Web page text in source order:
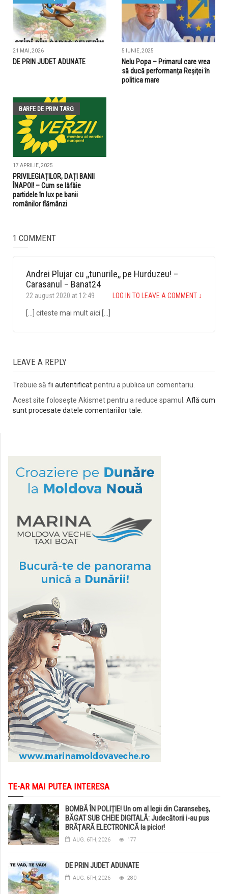
21 MAI, 2026
DE PRIN JUDET ADUNATE
5 IUNIE, 2025
Nelu Popa – Primarul care vrea
să ducă performanța Reșiței în
politica mare
BARFE DE PRIN TARG
17 APRILIE, 2025
PRIVILEGIAȚILOR, DAȚI BANII
ÎNAPOI! – Cum se lăfăie
partidele în lux pe banii
românilor flămânzi
1 COMMENT
Andrei Plujar cu ,,tunurile,, pe Hurduzeu! –
Carasanul – Banat24
22 august 2020 at 12:49 LOG IN TO LEAVE A COMMENT ↓
[…] citeste mai mult aici […]
LEAVE A REPLY
Trebuie să fii autentificatpentru a publica un comentariu.
Acest site folosește Akismet pentru a reduce spamul. Află cum
sunt procesate datele comentariilor tale.
TE-AR MAI PUTEA INTERESA
BOMBĂ ÎN POLIȚIE! Un om al legii din Caransebeș,
BĂGAT SUB CHEIE DIGITALĂ: Judecătorii i-au pus
BRĂȚARĂ ELECTRONICĂ la picior!
AUG. 6TH, 2026 177
DE PRIN JUDET ADUNATE
AUG. 6TH, 2026 280